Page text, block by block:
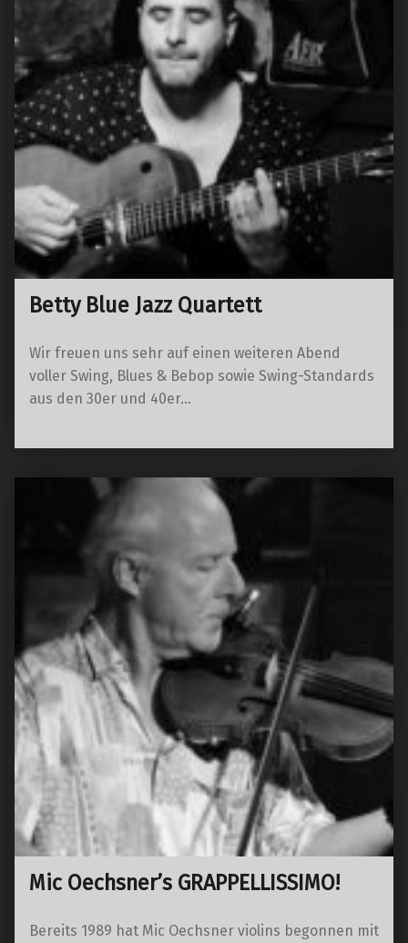
Betty Blue Jazz Quartett
Wir freuen uns sehr auf einen weiteren Abend
voller Swing, Blues & Bebop sowie Swing-Standards
aus den 30er und 40er…
Mic Oechsner’s GRAPPELLISSIMO!
Bereits 1989 hat Mic Oechsner violins begonnen mit